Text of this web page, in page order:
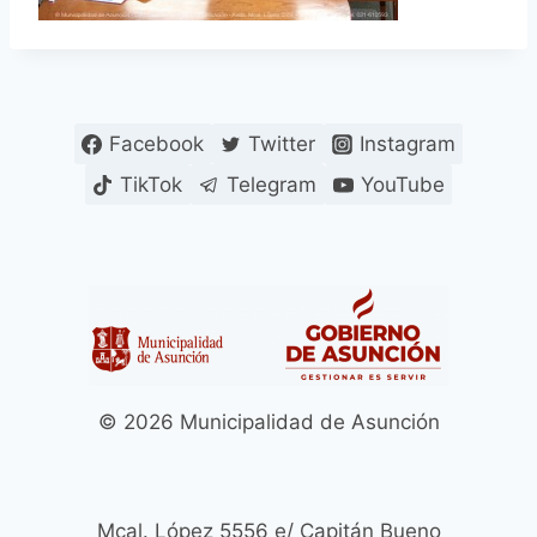
Facebook Twitter
Instagram
TikTok
Telegram YouTube
© 2026 Municipalidad de Asunción
Mcal. López 5556 e/ Capitán Bueno